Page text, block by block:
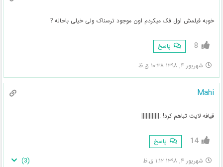
خوبه فیلمش اول فک میکردم اون موجود ترسناک ولی خیلی باحاله ?
8 پاسخ
شهریور ۴, ۱۳۹۸ ۱۰:۳۸ ق.ظ
Mahi
قیافه لایت تباهم کرد! :||||||||||||
14 پاسخ
شهریور ۴, ۱۳۹۸ ۱:۱۲ ق.ظ (
3
)